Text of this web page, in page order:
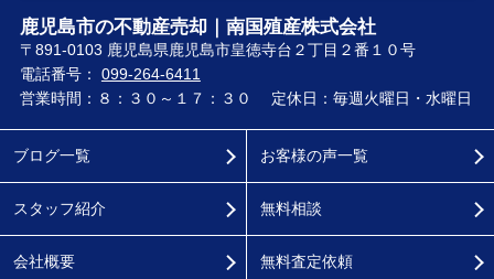
鹿児島市の不動産売却｜南国殖産株式会社
〒891-0103 鹿児島県鹿児島市皇徳寺台２丁目２番１０号
電話番号： 099-264-6411
営業時間：８：３０～１７：３０
定休日：毎週火曜日・水曜日
ブログ一覧
スタッフ紹介
会社概要
お客様の声一覧
無料相談
無料査定依頼